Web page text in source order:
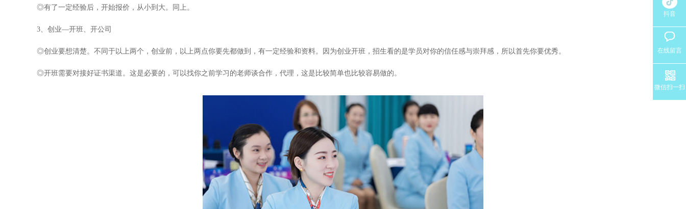
◎有了一定经验后，开始报价，从小到大。同上。
3、创业—开班、开公司
◎创业要想清楚。不同于以上两个，创业前，以上两点你要先都做到，有一定经验和资料。因为创业开班，招生看的是学员对你的信任感与崇拜感，所以首先你要优秀。
◎开班需要对接好证书渠道。这是必要的，可以找你之前学习的老师谈合作，代理，这是比较简单也比较容易做的。
抖音
在线留言
微信扫一扫